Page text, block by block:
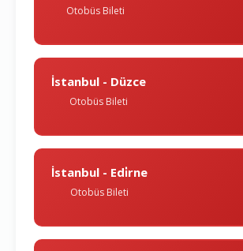
Otobüs Bileti
İstanbul - Düzce
Otobüs Bileti
İstanbul - Edi̇rne
Otobüs Bileti